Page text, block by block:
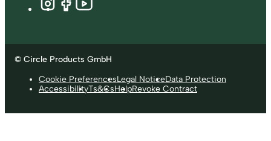
© Circle Products GmbH
Cookie PreferencesLegal NoticeData Protection
AccessibilityTs&CsHelpRevoke Contract